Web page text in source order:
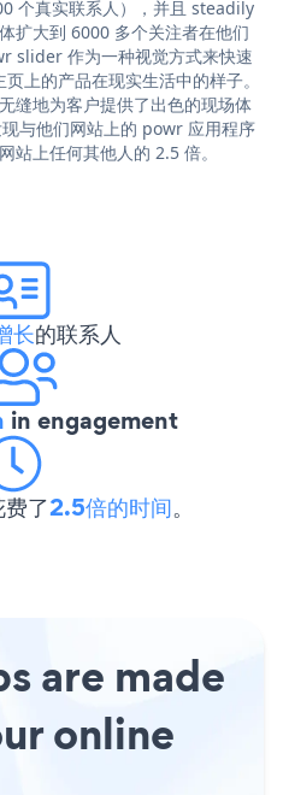
个真实联系人），并且 steadily
扩大到 6000 多个关注者在他们
slider 作为一种视觉方式来快速
上的产品在现实生活中的样子。
缝地为客户提供了出色的现场体
与他们网站上的 powr 应用程序
站上任何其他人的 2.5 倍。
长的联系人
in engagement
了2.5倍的时间。
are made
online